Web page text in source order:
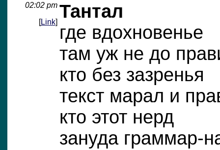
02:02 pm
[Link]
Тантал
где вдохновенье
там уж не до
кто без зазренья
текст марал и
кто этот нерд
зануда граммар-